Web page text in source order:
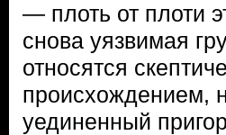
— плоть от плоти
снова уязвимая
относятся
происхождением,
уединенный